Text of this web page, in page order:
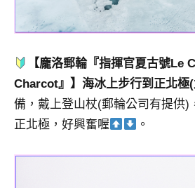
【龐洛郵輪『指揮官夏古號Le
Charcot』】海冰上步行到正北極(
備，戴上登山杖(郵輪公司有提供
正北極，好興奮喔
。